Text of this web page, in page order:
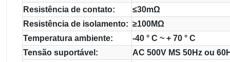
Resistência de contato:
≤30mΩ
Resistência de isolamento: ≥100MΩ
Temperatura ambiente:
-40 ° C ~ + 70 ° C
Tensão suportável:
AC 500V MS 50Hz ou